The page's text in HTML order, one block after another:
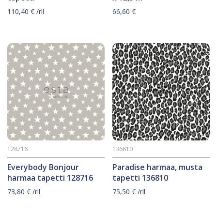
110,40 € /rll 66,60€
Everybody Bonjour
harmaa tapetti 128716
128716
73,80 € /rll
Paradise harmaa, musta
tapetti 136810
136810
75,50€ /rll